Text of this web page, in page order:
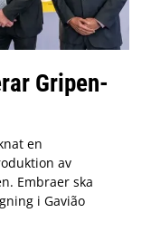
Gripen-
en
av
Embraer ska
i Gavião